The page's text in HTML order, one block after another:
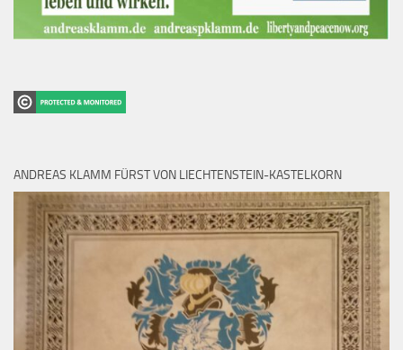
ANDREAS KLAMM FÜRST VON LIECHTENSTEIN-KASTELKORN